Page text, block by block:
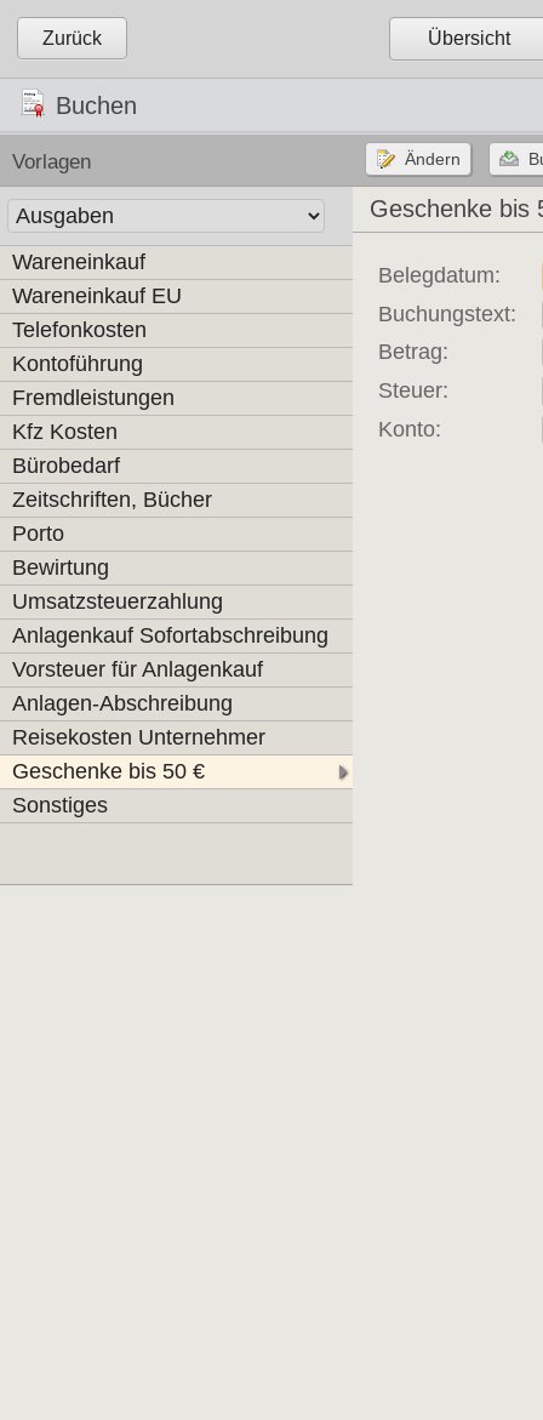
Zurück Übersicht
Buchen
Vorlagen
Wareneinkauf
Wareneinkauf EU
Telefonkosten
Kontoführung
Fremdleistungen
Kfz Kosten
Bürobedarf
Zeitschriften, Bücher
Porto
Bewirtung
Umsatzsteuerzahlung
Anlagenkauf Sofortabschreibung
Vorsteuer für Anlagenkauf
Anlagen-Abschreibung
Reisekosten Unternehmer
Geschenke bis 50 €
Sonstiges
Geschenke bis
Belegdatum:
Buchungstext:
Betrag:
Steuer:
Konto: